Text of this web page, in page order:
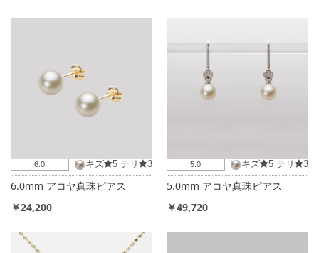
6.0 キズ 5 テリ 3
6.0mm アコヤ真珠ピアス
￥24,200
5.0 キズ 5 テリ 3
5.0mm アコヤ真珠ピアス
￥49,720